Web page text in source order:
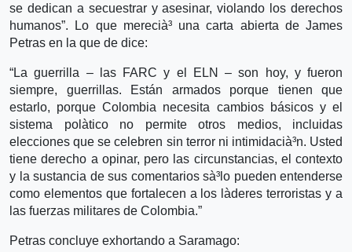
se dedican a secuestrar y asesinar, violando los derechos
humanos”. Lo que merecià³ una carta abierta de James
Petras en la que de dice:
“La guerrilla – las FARC y el ELN – son hoy, y fueron
siempre, guerrillas. Están armados porque tienen que
estarlo, porque Colombia necesita cambios básicos y el
sistema polà­tico no permite otros medios, incluidas
elecciones que se celebren sin terror ni intimidacià³n. Usted
tiene derecho a opinar, pero las circunstancias, el contexto
y la sustancia de sus comentarios sà³lo pueden entenderse
como elementos que fortalecen a los là­deres terroristas y a
las fuerzas militares de Colombia.”
Petras concluye exhortando a Saramago: